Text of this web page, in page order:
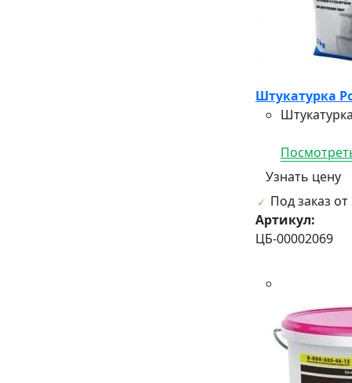
Штукатурка
Узнать цену
Под заказ от
Артикул:
ЦБ-00002069